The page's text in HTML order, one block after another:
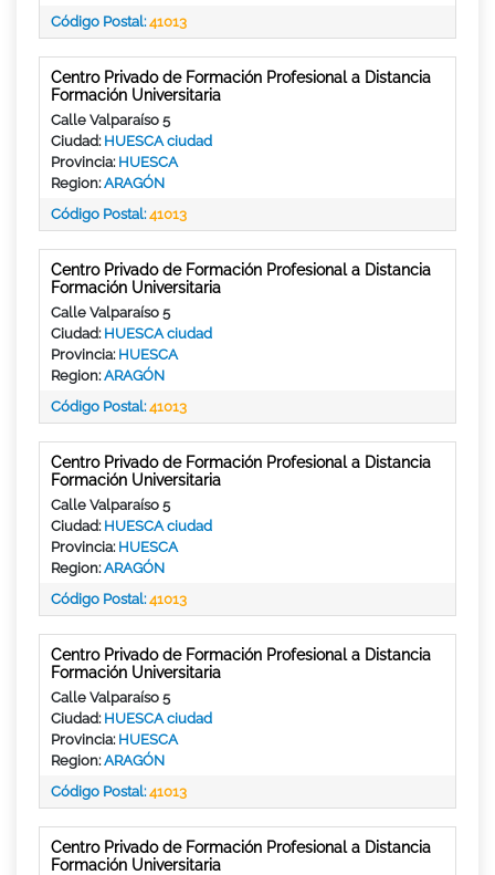
Código Postal:41013
Centro Privado de Formación Profesional a Distancia
Formación Universitaria
Calle Valparaíso 5
Ciudad: HUESCA ciudad
Provincia: HUESCA
Region:ARAGÓN
Código Postal:41013
Centro Privado de Formación Profesional a Distancia
Formación Universitaria
Calle Valparaíso 5
Ciudad: HUESCA ciudad
Provincia: HUESCA
Region:ARAGÓN
Código Postal:41013
Centro Privado de Formación Profesional a Distancia
Formación Universitaria
Calle Valparaíso 5
Ciudad: HUESCA ciudad
Provincia: HUESCA
Region:ARAGÓN
Código Postal:41013
Centro Privado de Formación Profesional a Distancia
Formación Universitaria
Calle Valparaíso 5
Ciudad: HUESCA ciudad
Provincia: HUESCA
Region:ARAGÓN
Código Postal:41013
Centro Privado de Formación Profesional a Distancia
Formación Universitaria